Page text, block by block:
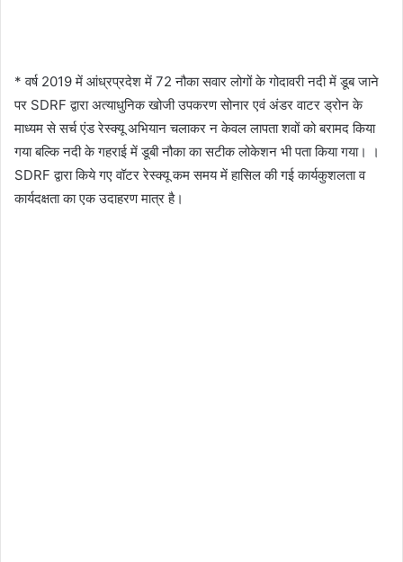
* वर्ष 2019 में आंध्रप्रदेश में 72 नौका सवार लोगों के गोदावरी नदी में डूब जाने
पर SDRF द्वारा अत्याधुनिक खोजी उपकरण सोनार एवं अंडर वाटर ड्रोन के
माध्यम से सर्च एंड रेस्क्यू अभियान चलाकर न केवल लापता शवों को बरामद किया
गया बल्कि नदी के गहराई में डूबी नौका का सटीक लोकेशन भी पता किया गया। ।
SDRF द्वारा किये गए वॉटर रेस्क्यू कम समय में हासिल की गई कार्यकुशलता व
कार्यदक्षता का एक उदाहरण मात्र है।